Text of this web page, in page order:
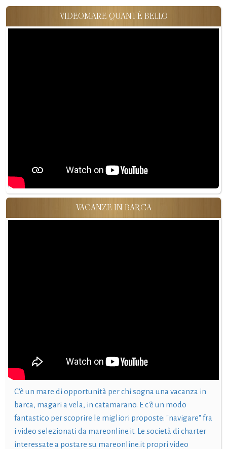
VIDEOMARE QUANT'È BELLO
VACANZE IN BARCA
C'è un mare di opportunità per chi sogna una vacanza in
barca, magari a vela, in catamarano. E c'è un modo
fantastico per scoprire le migliori proposte: "navigare" fra
i video selezionati da mareonline.it. Le società di charter
interessate a postare su mareonline.it propri video